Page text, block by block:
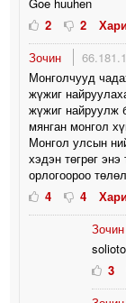
Goe huuhen
2
2
Зочин
Монголчууд
жүжиг
жүжиг найруулж
мянган монгол
Монгол улсын
хэдэн төгрөг
орлогоороо
4
4
Зочин
3